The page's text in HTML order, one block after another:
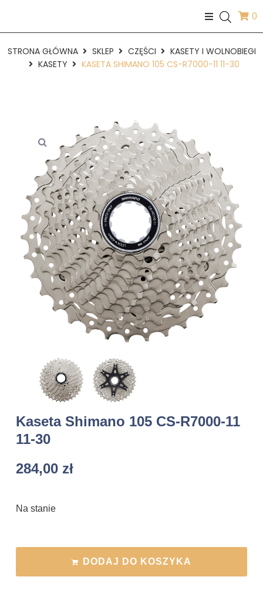
0
STRONA GŁÓWNA SKLEP CZĘŚCI
KASETY I WOLNOBIEGI
KASETY
KASETA SHIMANO 105 CS-R7000-11 11-30
Kaseta Shimano 105 CS-R7000-11
11-30
284,00 zł
Na stanie
DODAJ DO KOSZYKA